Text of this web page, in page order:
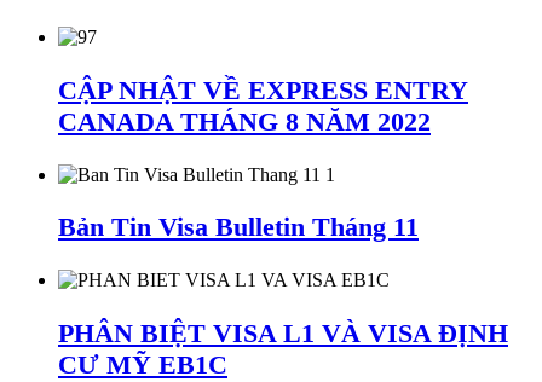
CẬP NHẬT VỀ EXPRESS ENTRY
CANADA THÁNG 8 NĂM 2022
Bản Tin Visa Bulletin Tháng 11
PHÂN BIỆT VISA L1 VÀ VISA ĐỊNH
CƯ MỸ EB1C